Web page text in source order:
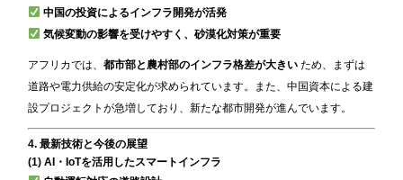
中国の投資によるインフラ開発が活発
気候変動の影響を受けやすく、砂漠化対策が重要
アフリカでは、都市部と農村部のインフラ格差が大きい ため、まずは
道路や電力供給の安定化が求められています。また、中国資本による建
設プロジェクトが急増しており、新たな都市開発が進んでいます。
4. 最新技術と今後の展望
(1) AI・IoTを活用したスマートインフラ